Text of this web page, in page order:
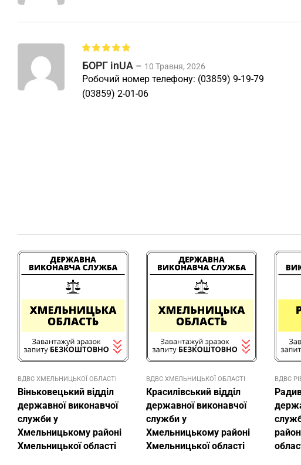
БОРГ inUA – 10 Травня, 2026
Робочий номер телефону: (03859) 9-19-79
(03859) 2-01-06
ВДВС ХМЕЛЬНИЦЬКОЇ ОБЛАСТІ
Віньковецький відділ
державної виконавчої
служби у
Хмельницькому районі
Хмельницької області
ВДВС ХМЕЛЬНИЦЬКОЇ ОБЛАСТІ
Красилівський відділ
державної виконавчої
служби у
Хмельницькому районі
Хмельницької області
ВДВС